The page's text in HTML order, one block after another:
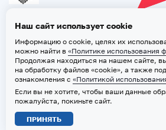
2026 © ТВГМУ. Все права защищены
Политика обработки персональных данных
Политика использования файлов «cookie»
Наш сайт использует cookie
Информацию о cookie, целях их
можно найти в «Политике использования
Продолжая находиться на нашем сайте,
на обработку файлов «cookie», а также
ознакомления с «Политикой
Если вы не хотите, чтобы ваши данные
пожалуйста, покиньте сайт.
ПРИНЯТЬ